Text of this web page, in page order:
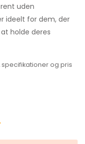
uden
ideelt for dem, der
holde deres
og pris